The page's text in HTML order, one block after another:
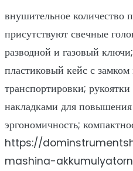
внушительное количество
присутствуют свечные
разводной и газовый
пластиковый кейс с
транспортировки;
накладками для повышения
эргономичность;
https://
mashina-